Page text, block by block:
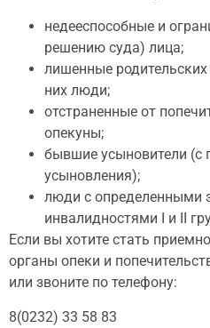
недееспособные и
решению суда) лица;
лишенные
них люди;
отстраненные от
опекуны;
бывшие усыновители (с
усыновления);
люди с определенными
инвалидностями I и II
Если вы хотите стать
органы опеки и
или звоните по телефону:
8(0232) 33 58 83